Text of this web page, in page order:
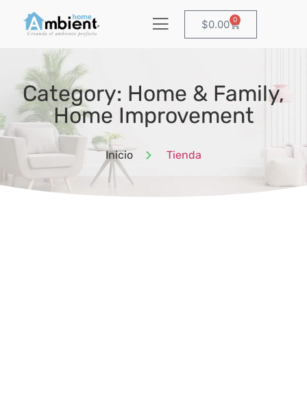
$0.00 0
Category: Home & Family,
Home Improvement
Inicio Tienda